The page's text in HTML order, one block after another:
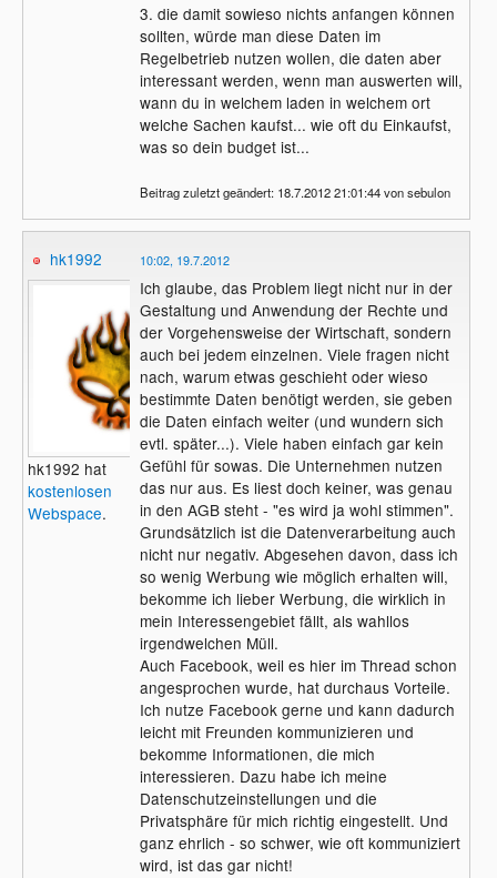
3. die damit sowieso nichts anfangen können
sollten, würde man diese Daten im
Regelbetrieb nutzen wollen, die daten aber
interessant werden, wenn man auswerten will,
wann du in welchem laden in welchem ort
welche Sachen kaufst... wie oft du Einkaufst,
was so dein budget ist...
Beitrag zuletzt geändert: 18.7.2012 21:01:44 von sebulon
hk1992
hk1992 hat
kostenlosen
Webspace.
10:02, 19.7.2012
Ich glaube, das Problem liegt nicht nur in der
Gestaltung und Anwendung der Rechte und
der Vorgehensweise der Wirtschaft, sondern
auch bei jedem einzelnen. Viele fragen nicht
nach, warum etwas geschieht oder wieso
bestimmte Daten benötigt werden, sie geben
die Daten einfach weiter (und wundern sich
evtl. später...). Viele haben einfach gar kein
Gefühl für sowas. Die Unternehmen nutzen
das nur aus. Es liest doch keiner, was genau
in den AGB steht - "es wird ja wohl stimmen".
Grundsätzlich ist die Datenverarbeitung auch
nicht nur negativ. Abgesehen davon, dass ich
so wenig Werbung wie möglich erhalten will,
bekomme ich lieber Werbung, die wirklich in
mein Interessengebiet fällt, als wahllos
irgendwelchen Müll.
Auch Facebook, weil es hier im Thread schon
angesprochen wurde, hat durchaus Vorteile.
Ich nutze Facebook gerne und kann dadurch
leicht mit Freunden kommunizieren und
bekomme Informationen, die mich
interessieren. Dazu habe ich meine
Datenschutzeinstellungen und die
Privatsphäre für mich richtig eingestellt. Und
ganz ehrlich - so schwer, wie oft kommuniziert
wird, ist das gar nicht!